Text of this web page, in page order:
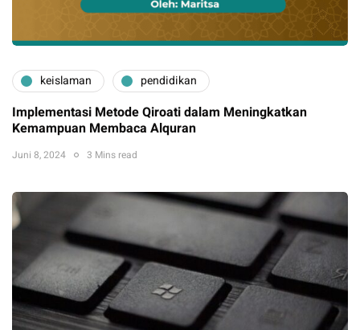
keislaman pendidikan
Implementasi Metode Qiroati dalam Meningkatkan
Kemampuan Membaca Alquran
Juni 8, 2024 3 Mins read